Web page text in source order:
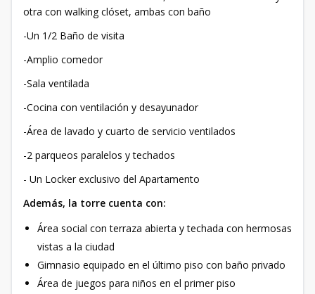
otra con walking clóset, ambas con baño
-Un 1/2 Baño de visita
-Amplio comedor
-Sala ventilada
-Cocina con ventilación y desayunador
-Área de lavado y cuarto de servicio ventilados
-2 parqueos paralelos y techados
- Un Locker exclusivo del Apartamento
Además, la torre cuenta con:
Área social con terraza abierta y techada con hermosas
vistas a la ciudad
Gimnasio equipado en el último piso con baño privado
Área de juegos para niños en el primer piso